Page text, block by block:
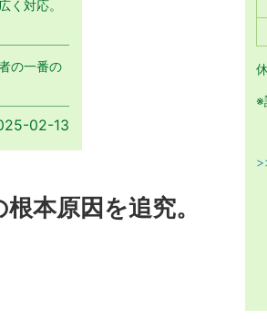
く対応。
の一番の
02-13
本原因を追究。
※